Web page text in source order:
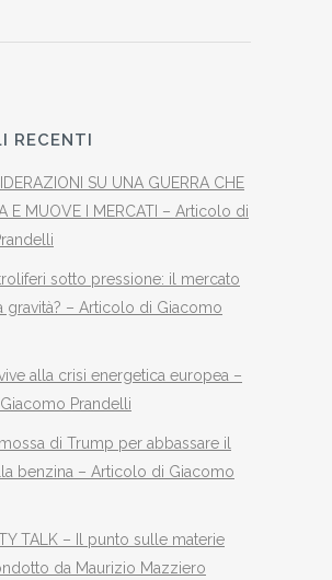
RECENTI
SU UNA GUERRA CHE
E MUOVE I MERCATI – Articolo di
sotto pressione: il mercato
gravità? – Articolo di Giacomo
alla crisi energetica europea –
Prandelli
di Trump per abbassare il
benzina – Articolo di Giacomo
TALK – Il punto sulle materie
da Maurizio Mazziero